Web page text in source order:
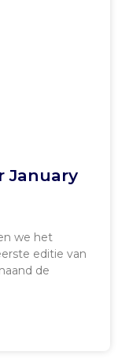
January
we het
editie van
de